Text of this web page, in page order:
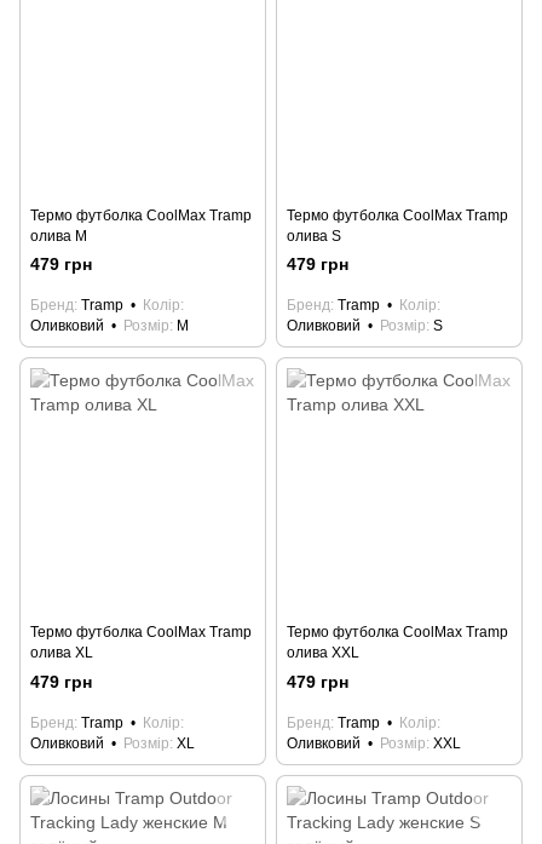
Термо футболка CoolMax Tramp
олива M
479 грн
Бренд Tramp
Колір
Оливковий
Розмір M
Термо футболка CoolMax Tramp
олива S
479 грн
Бренд Tramp
Колір
Оливковий
Розмір S
Термо футболка CoolMax Tramp
олива XL
479 грн
Бренд Tramp
Колір
Оливковий
Розмір XL
Термо футболка CoolMax Tramp
олива XXL
479 грн
Бренд Tramp
Колір
Оливковий
Розмір XXL